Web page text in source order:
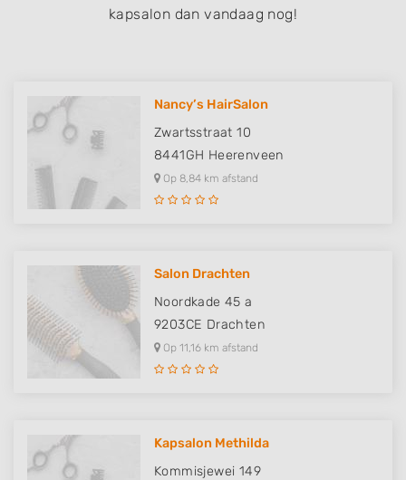
kapsalon dan vandaag nog!
Nancy’s HairSalon
Zwartsstraat 10
8441GH Heerenveen
Op 8,84 km afstand
Salon Drachten
Noordkade 45 a
9203CE Drachten
Op 11,16 km afstand
Kapsalon Methilda
Kommisjewei 149